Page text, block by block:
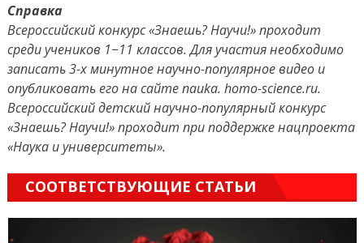
Справка
Всероссийский конкурс «Знаешь? Научи!» проходит
среди учеников 1−11 классов. Для участия необходимо
записать 3-х минутное научно-популярное видео и
опубликовать его на сайте nauka. homo-science.ru.
Всероссийский детский научно-популярный конкурс
«Знаешь? Научи!» проходит при поддержке нацпроекта
«Наука и университеты».
СООТВЕТСТВУЮЩИЕ СТАТЬИ